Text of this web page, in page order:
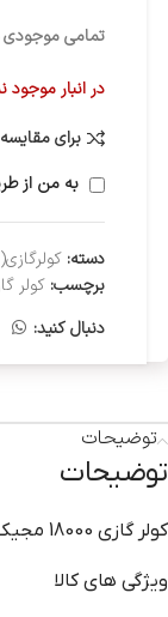
تمامی موجودی
در انبار
برای
به من از
دسته:
برچسب: کولر
دنبال کنید:
توضیحات
توضیحات
کولر گازي 18000 مجيک سفيد
ویژگی های کالا